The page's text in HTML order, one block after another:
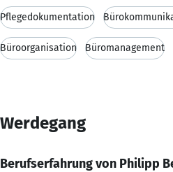
Pflegedokumentation
Büroorganisation Büromanagement
Werdegang
Berufserfahrung von Philipp